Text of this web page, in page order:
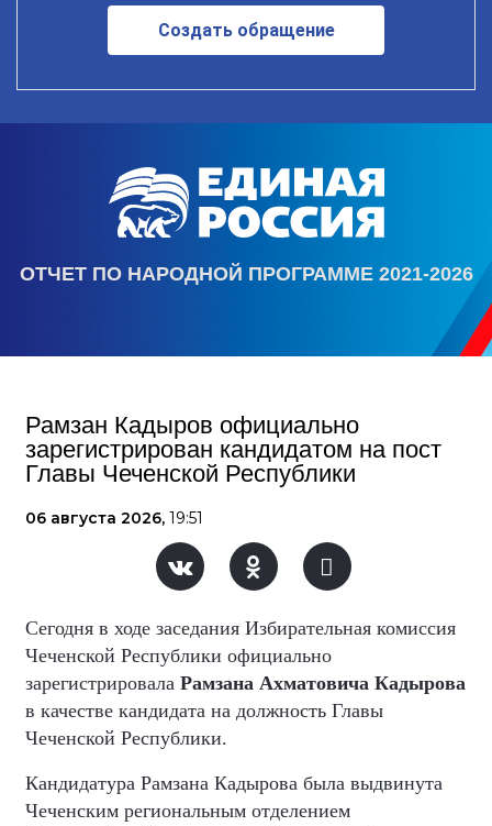
Создать обращение
ОТЧЕТ ПО НАРОДНОЙ ПРОГРАММЕ 2021-2026
Рамзан Кадыров официально
зарегистрирован кандидатом на пост
Главы Чеченской Республики
06 августа 2026, 19:51
Сегодня в ходе заседания Избирательная комиссия
Чеченской Республики официально
зарегистрировала Рамзана Ахматовича Кадырова
в качестве кандидата на должность Главы
Чеченской Республики.
Кандидатура Рамзана Кадырова была выдвинута
Чеченским региональным отделением